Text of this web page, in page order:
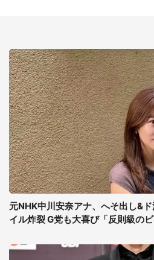
元NHK中川安奈アナ、へそ出し&
イル炸裂 G党も大喜び「反則級のビ